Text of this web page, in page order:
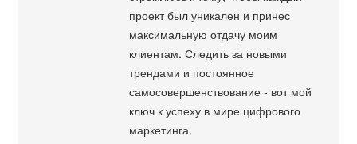
проект был уникален и принес
максимальную отдачу моим
клиентам. Следить за новыми
трендами и постоянное
самосовершенствование - вот мой
ключ к успеху в мире цифрового
маркетинга.